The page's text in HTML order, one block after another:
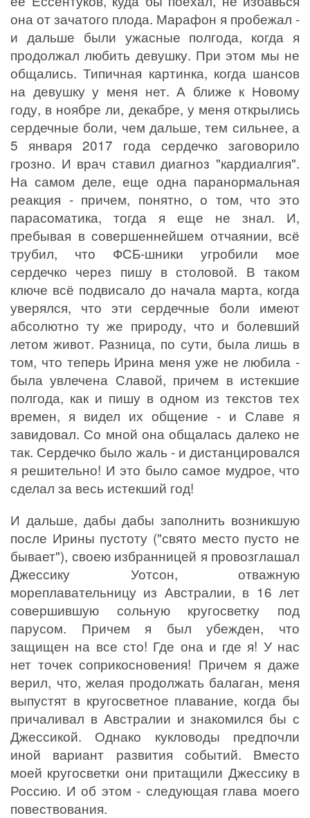
она от зачатого плода. Марафон я пробежал -
и дальше были ужасные полгода, когда я
продолжал любить девушку. При этом мы не
общались. Типичная картинка, когда шансов
на девушку у меня нет. А ближе к Новому
году, в ноябре ли, декабре, у меня открылись
сердечные боли, чем дальше, тем сильнее, а
5 января 2017 года сердечко заговорило
грозно. И врач ставил диагноз "кардиалгия".
На самом деле, еще одна паранормальная
реакция - причем, понятно, о том, что это
парасоматика, тогда я еще не знал. И,
пребывая в совершеннейшем отчаянии, всё
трубил, что ФСБ-шники угробили мое
сердечко через пишу в столовой. В таком
ключе всё подвисало до начала марта, когда
уверялся, что эти сердечные боли имеют
абсолютно ту же природу, что и болевший
летом живот. Разница, по сути, была лишь в
том, что теперь Ирина меня уже не любила -
была увлечена Славой, причем в истекшие
полгода, как и пишу в одном из текстов тех
времен, я видел их общение - и Славе я
завидовал. Со мной она общалась далеко не
так. Сердечко было жаль - и дистанцировался
я решительно! И это было самое мудрое, что
сделал за весь истекший год!
И дальше, дабы дабы заполнить возникшую
после Ирины пустоту ("свято место пусто не
бывает"), своею избранницей я провозглашал
Джессику Уотсон, отважную
мореплавательницу из Австралии, в 16 лет
совершившую сольную кругосветку под
парусом. Причем я был убежден, что
защищен на все сто! Где она и где я! У нас
нет точек соприкосновения! Причем я даже
верил, что, желая продолжать балаган, меня
выпустят в кругосветное плавание, когда бы
причаливал в Австралии и знакомился бы с
Джессикой. Однако кукловоды предпочли
иной вариант развития событий. Вместо
моей кругосветки они притащили Джессику в
Россию. И об этом - следующая глава моего
повествования.